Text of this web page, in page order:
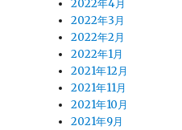
2022年4月
2022年3月
2022年2月
2022年1月
2021年12月
2021年11月
2021年10月
2021年9月